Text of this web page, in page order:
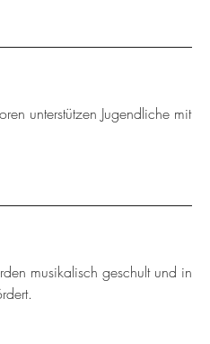
unterstützen Jugendliche mit
musikalisch geschult und in